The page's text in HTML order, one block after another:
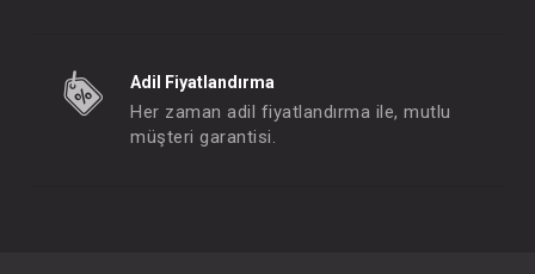
Adil Fiyatlandırma
Her zaman adil fiyatlandırma ile, mutlu
müşteri garantisi.